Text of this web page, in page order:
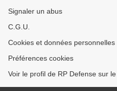
Signaler un abus
C.G.U.
Cookies et données personnelles
Préférences cookies
Voir le profil de RP Defense sur